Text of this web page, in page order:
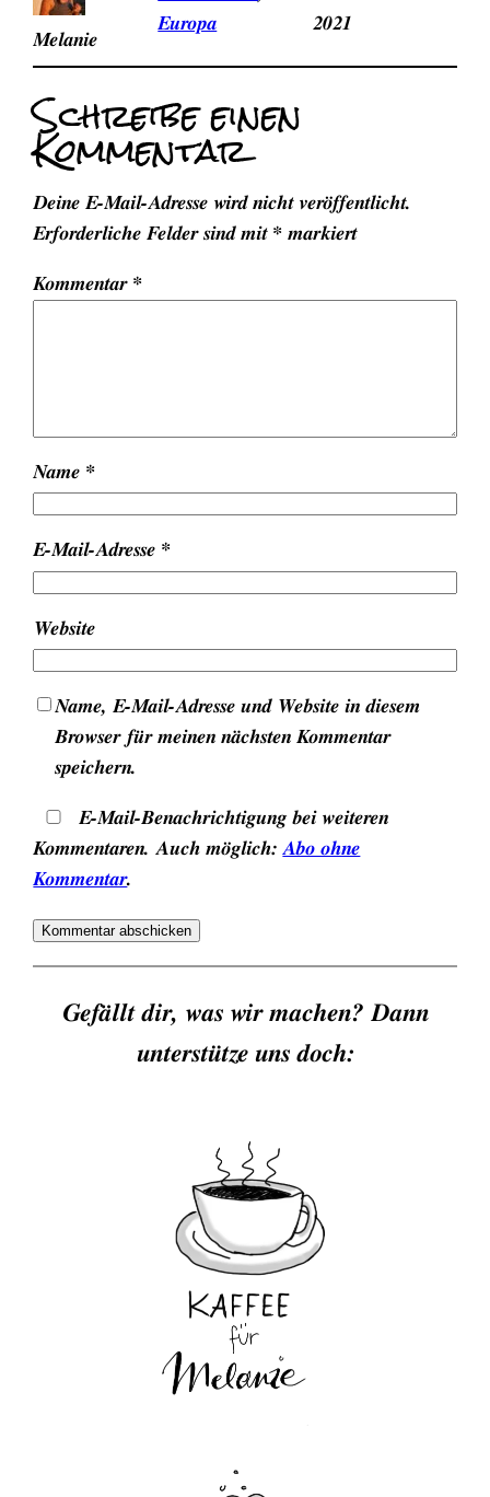
Melanie
Europa
2021
Schreibe einen
Kommentar
Deine E-Mail-Adresse wird nicht veröffentlicht.
Erforderliche Felder sind mit * markiert
Kommentar *
Name *
E-Mail-Adresse *
Website
Name, E-Mail-Adresse und Website in diesem
Browser für meinen nächsten Kommentar
speichern.
E-Mail-Benachrichtigung bei weiteren
Kommentaren. Auch möglich:Abo ohne
Kommentar.
Gefällt dir, was wir machen? Dann
unterstütze uns doch: